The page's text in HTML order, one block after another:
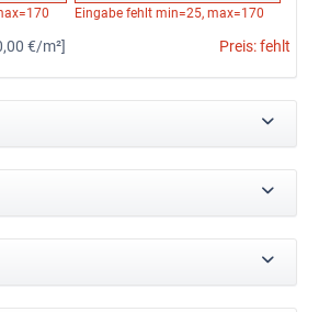
Eingabe fehlt min=25, max=170
€/m²] Preis:fehlt